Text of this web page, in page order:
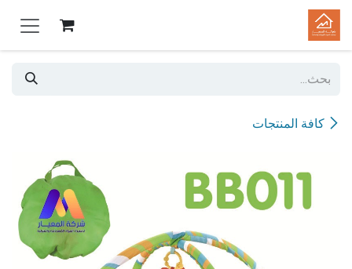
تخطي للذهاب إلى المحتوى
كافة المنتجات